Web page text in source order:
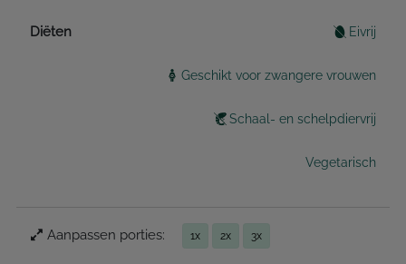
Diëten Eivrij
Geschikt voor zwangere vrouwen
Schaal- en schelpdiervrij
Vegetarisch
Aanpassen porties: 1x 2x 3x